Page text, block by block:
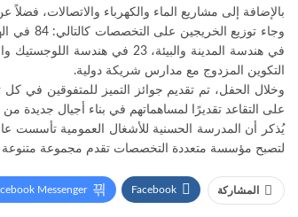
بالإضافة إلى مشاريع الماء والكهرباء والاتصالات، فضلاً
التكوين المزدوج مع مدارس شريكة دولية.
وخلال الحفل، تم تقديم جوائز التميز للمتفوقين في كل
على التقاعد تقديرًا لمساهماتهم في بناء أجيال جديدة
لتصبح مؤسسة متعددة التخصصات تقدم مجموعة
المشاركة Facebook
Messenger